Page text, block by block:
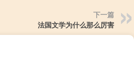
下一篇
法国文学为什么那么厉害